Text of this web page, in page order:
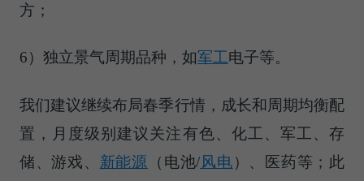
方；
6）独立景气周期品种，如军工电子等。
我们建议继续布局春季行情，成长和周期均衡配
置，月度级别建议关注有色、化工、军工、存
储、游戏、 新能源 （电池/风电）、医药等；此